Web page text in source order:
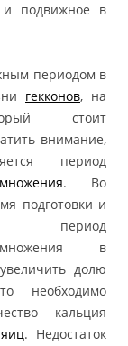
и подвижное в
периодом в
гекконов, на
стоит
внимание,
период
. Во
подготовки и
период
в
долю
необходимо
кальция
. Недостаток